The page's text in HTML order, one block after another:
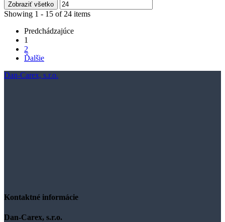
Zobraziť všetko
Showing 1 - 15 of 24 items
Predchádzajúce
1
2
Ďalšie
Dan-Carex, s.r.o.
Kontaktné informácie
Dan-Carex, s.r.o.